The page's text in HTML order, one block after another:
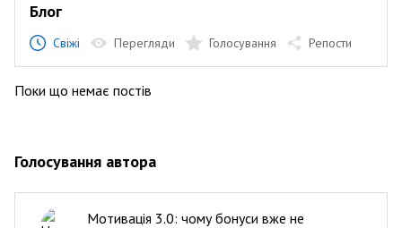
Блог
Свіжі Перегляди Голосування Репости
Поки що немає постів
Голосування автора
Мотивація 3.0: чому бонуси вже не